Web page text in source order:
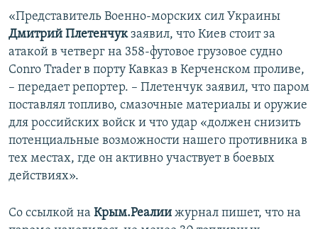
«Представитель Военно-морских сил Украины
Дмитрий Плетенчукзаявил, что Киев стоит за
атакой в четверг на 358-футовое грузовое судно
Conro Trader в порту Кавказ в Керченском проливе,
– передает репортер. – Плетенчук заявил, что паром
поставлял топливо, смазочные материалы и оружие
для российских войск и что удар «должен снизить
потенциальные возможности нашего противника в
тех местах, где он активно участвует в боевых
действиях».
Со ссылкой на Крым.Реалии журнал пишет, что на